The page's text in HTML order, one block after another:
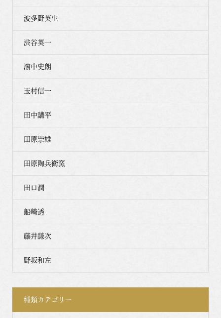
波多野英生
渋谷英一
濱中史朗
玉村信一
田中講平
田原崇雄
田原陶兵衛窯
田口潤
船崎透
藤井謙次
野坂和左
種類カテゴリー